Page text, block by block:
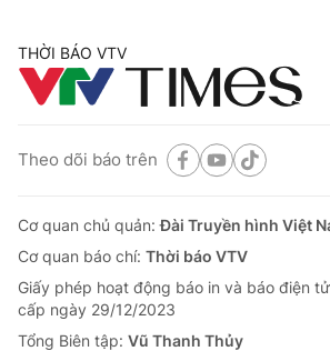
THỜI BÁO VTV
Theo dõi báo trên
Cơ quan chủ quản:Đài Truyền hình Việt
Cơ quan báo chí: Thời báo VTV
Giấy phép hoạt động báo in và báo điện
cấp ngày 29/12/2023
Tổng Biên tập: Vũ Thanh Thủy